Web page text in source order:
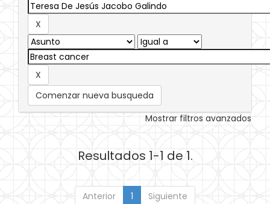
Comenzar nueva busqueda
Mostrar filtros avanzados
Resultados 1-1 de 1.
Anterior 1 Siguiente